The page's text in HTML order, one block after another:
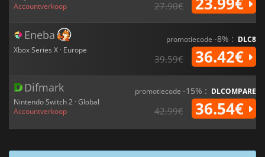
Accountverkoop
27.90€
Eneba
Xbox Series X · Europe
promotiecode -8% : DLC8
39.59€ 36.42€
Difmark
Nintendo Switch 2 · Global
Accountverkoop
promotiecode -15% : DLCOMPARE
42.99€ 36.54€